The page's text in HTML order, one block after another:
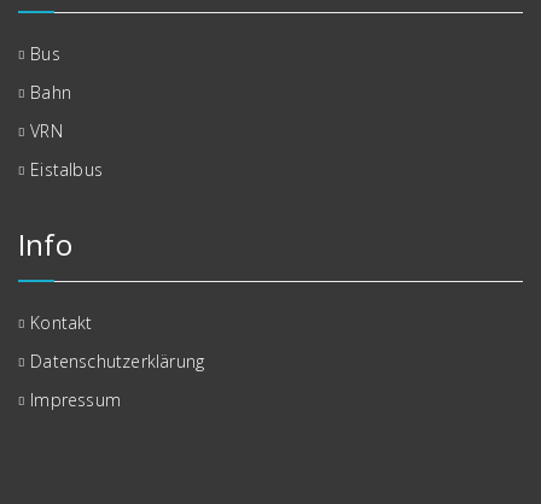
Bus
Bahn
VRN
Eistalbus
Info
Kontakt
Datenschutzerklärung
Impressum